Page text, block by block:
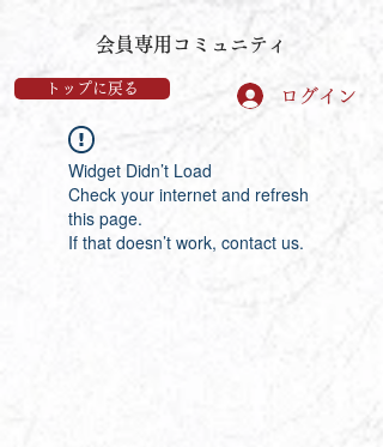
​会員専用コミュニティ
トップに戻る ログイン
Widget Didn’t Load
Check your internet and refresh
this page.
If that doesn’t work, contact us.